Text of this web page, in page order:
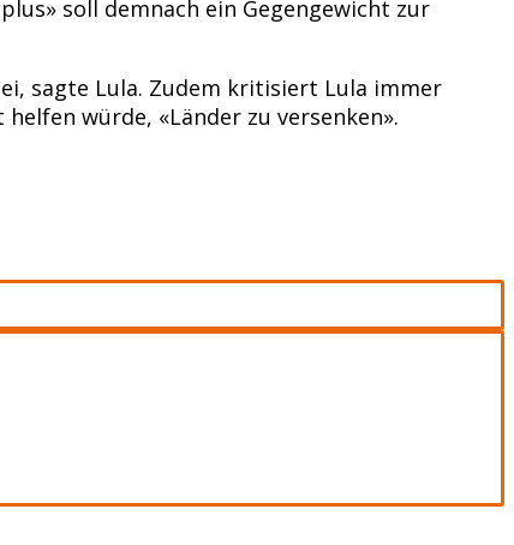
soll demnach ein Gegengewicht zur
sagte Lula. Zudem kritisiert Lula immer
würde, «Länder zu versenken».